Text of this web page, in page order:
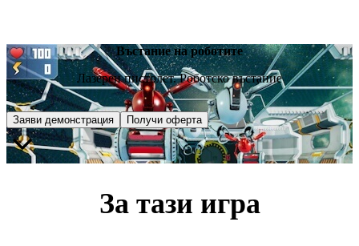
Въстание на роботите
Лазерен пистолет. Роботско въстание
Заяви демонстрация Получи оферта
За тази игра